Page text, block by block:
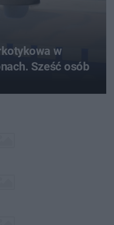
w
Sześć osób